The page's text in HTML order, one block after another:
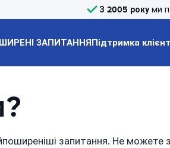
З 2005 року ми
ЗАПИТАННЯПідтримка
запитання. Не можете